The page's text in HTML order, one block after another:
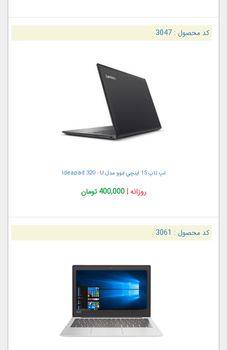
کد محصول :3047
لپ تاپ 15 اينچي لنوو مدل Ideapad 320 - U
روزانه |400,000 تومان
کد محصول : 3061